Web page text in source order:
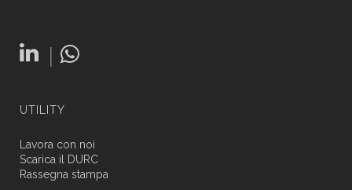
|
UTILITY
Lavora con noi
Scarica il DURC
Rassegna stampa